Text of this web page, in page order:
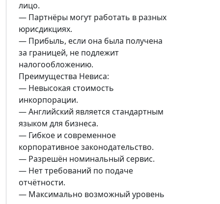
лицо.
— Партнёры могут работать в разных
юрисдикциях.
— Прибыль, если она была получена
за границей, не подлежит
налогообложению.
Преимущества Невиса:
— Невысокая стоимость
инкорпорации.
— Английский является стандартным
языком для бизнеса.
— Гибкое и современное
корпоративное законодательство.
— Разрешён номинальный сервис.
— Нет требований по подаче
отчётности.
— Максимально возможный уровень